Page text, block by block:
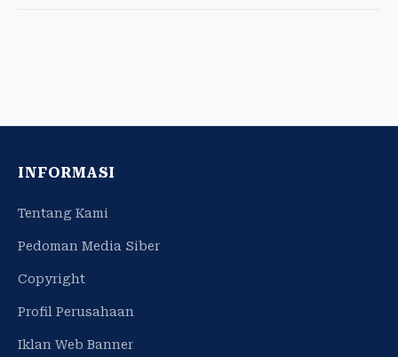
INFORMASI
Tentang Kami
Pedoman Media Siber
Copyright
Profil Perusahaan
Iklan Web Banner